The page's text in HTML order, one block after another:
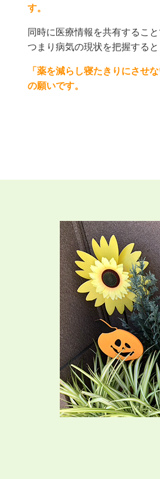
す。
同時に医療情報を共有するこ
つまり病気の現状を把握する
「薬を減らし寝たきりにさせ
の願いです。